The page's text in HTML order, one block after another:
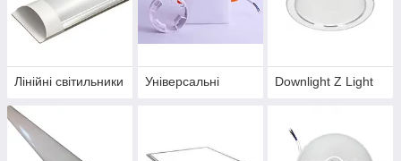
Лінійні світильники Універсальні Downlight Z Light